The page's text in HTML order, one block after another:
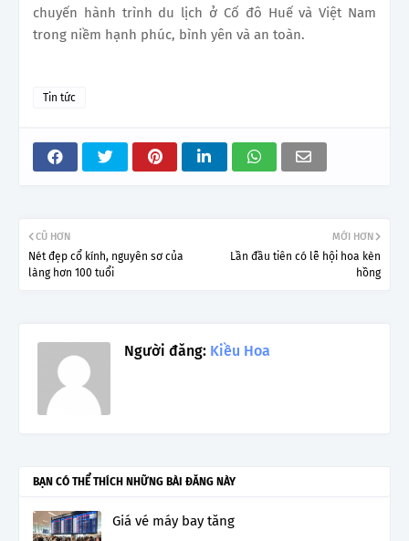
chuyến hành trình du lịch ở Cố đô Huế và Việt Nam
trong niềm hạnh phúc, bình yên và an toàn.
Tin tức
MỚI HƠN
Lần đầu tiên có lễ hội hoa kèn
hồng
CŨ HƠN
Nét đẹp cổ kính, nguyên sơ của
làng hơn 100 tuổi
Người đăng: Kiều Hoa
BẠN CÓ THỂ THÍCH NHỮNG BÀI ĐĂNG NÀY
Giá vé máy bay tăng